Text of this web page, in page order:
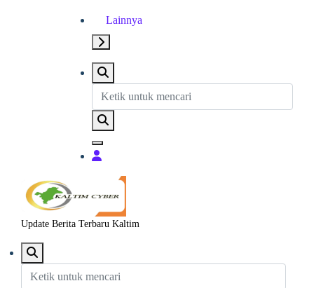
Lainnya
Update Berita Terbaru Kaltim